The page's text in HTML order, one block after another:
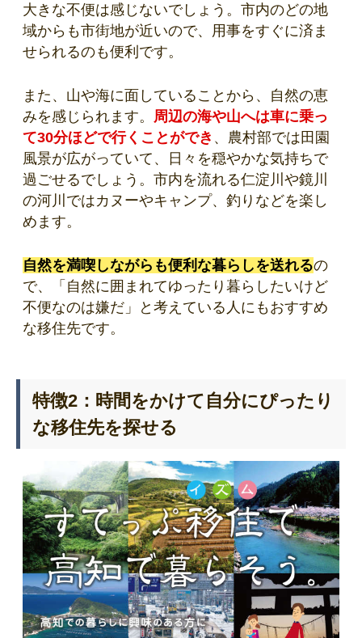
大きな不便は感じないでしょう。市内のどの地
域からも市街地が近いので、用事をすぐに済ま
せられるのも便利です。
また、山や海に面していることから、自然の恵
みを感じられます。 周辺の海や山へは車に乗っ
て30分ほどで行くことができ 、農村部では田園
風景が広がっていて、日々を穏やかな気持ちで
過ごせるでしょう。市内を流れる仁淀川や鏡川
の河川ではカヌーやキャンプ、釣りなどを楽し
めます。
自然を満喫しながらも便利な暮らしを送れるの
で、「自然に囲まれてゆったり暮らしたいけど
不便なのは嫌だ」と考えている人にもおすすめ
な移住先です。
特徴2：時間をかけて自分にぴったり
な移住先を探せる